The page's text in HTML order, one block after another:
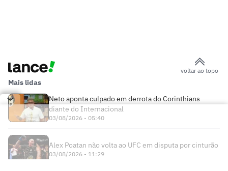
voltar ao topo
Mais lidas
Neto aponta culpado em derrota do Corinthians
diante do Internacional
03/08/2026 - 05:40
Alex Poatan não volta ao UFC em disputa por cinturão
03/08/2026 - 11:29